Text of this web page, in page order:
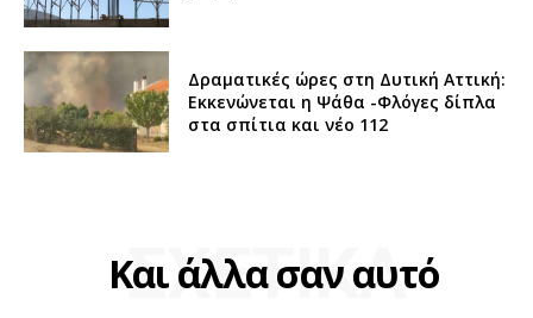
Δραματικές ώρες στη Δυτική Αττική:
Εκκενώνεται η Ψάθα -Φλόγες δίπλα
στα σπίτια και νέο 112
Και άλλα σαν αυτό
ΣΧΕΤΙΚΑ